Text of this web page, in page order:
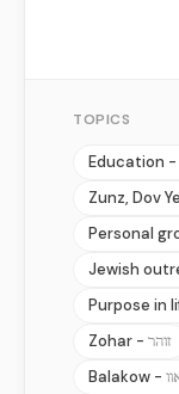
TOPICS
Education -
Zunz, Dov
Personal
Jewish
Purpose in
Zohar - זוהר
Balakow -